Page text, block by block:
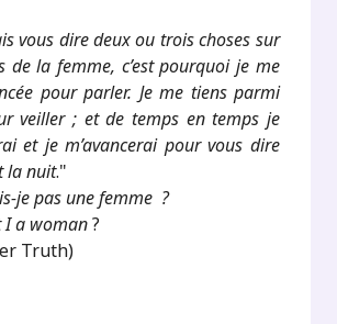
vous dire deux ou trois choses sur
de la femme, c’est pourquoi je me
pour parler. Je me tiens parmi
veiller ; et de temps en temps je
et je m’avancerai pour vous dire
la nuit."
je pas une femme ?
I a woman?
Truth)